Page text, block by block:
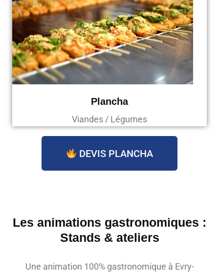
Plancha
Viandes / Légumes
DEVIS PLANCHA
Les animations gastronomiques :
Stands & ateliers
Une animation 100% gastronomique à Evry-